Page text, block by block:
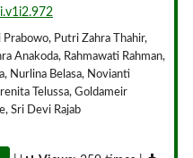
Putri Zahra Thahir,
Anakoda, Rahmawati Rahman,
Nurlina Belasa, Novianti
Telussa, Goldameir
Sri Devi Rajab